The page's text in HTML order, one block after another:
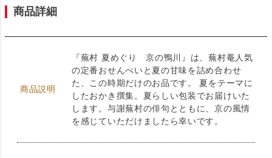
商品詳細
商品説明
『蕪村 夏めぐり 京の鴨川』は、蕪村菴人気
の定番おせんべいと夏の甘味を詰め合わせ
た、この時期だけのお品です。 夏をテーマに
したおかき撰集。夏らしい包装でお届けいた
します。与謝蕪村の俳句とともに、京の風情
を感じていただけましたら幸いです。